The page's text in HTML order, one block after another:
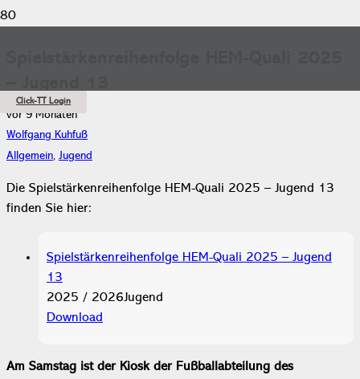
Click-TT Login
vor 9 Monaten
Wolfgang Kuhfuß
Allgemein, Jugend
Die Spielstärkenreihenfolge HEM-Quali 2025 – Jugend 13
finden Sie hier:
Spielstärkenreihenfolge HEM-Quali 2025 – Jugend
13
2025 / 2026Jugend
Download
Am Samstag ist der Kiosk der Fußballabteilung des